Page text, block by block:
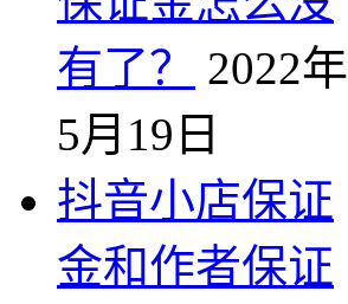
有了？
2022年
5月19日
抖音小店保证
金和作者保证